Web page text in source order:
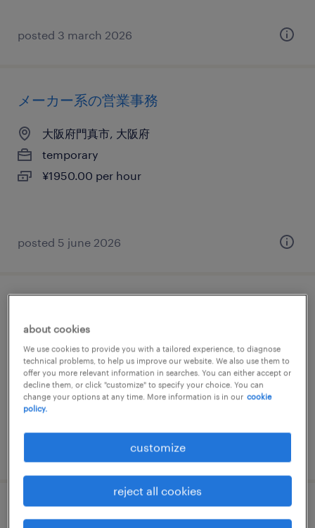
posted 3 march 2026
メーカー系の営業事務
大阪府門真市, 大阪府
temporary
¥1950.00 per hour
posted 5 june 2026
temporary
¥1550.00 per hour
posted 25 march 2026
メーカー系の一般事務・oa事務
about cookies
We use cookies to provide you with a tailored experience, to diagnose
technical problems, to help us improve our website. We also use them to
offer you more relevant information in searches. You can either accept or
decline them, or click "customize" to specify your choice. You can
change your options at any time. More information is in our cookie
policy.
customize
reject all cookies